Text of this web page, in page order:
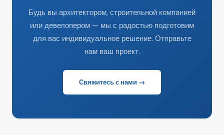
Будь вы архитектором, строительной компанией
или девелопером — мы с радостью подготовим
для вас индивидуальное решение. Отправьте
нам ваш проект.
Свяжитесь с нами →